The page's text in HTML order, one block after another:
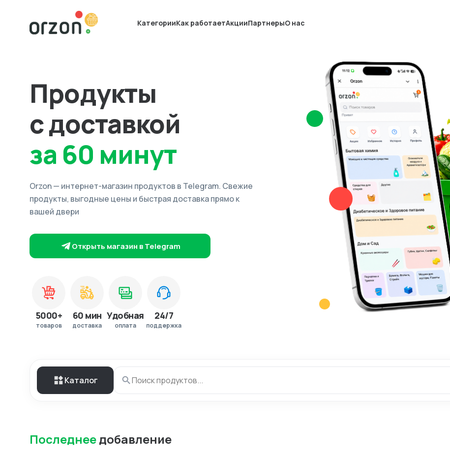
КатегорииКак работаетАкцииПартнерыО нас
Продукты
с доставкой
за 60 минут
Orzon — интернет-магазин продуктов в Telegram. Свежие
продукты, выгодные цены и быстрая доставка прямо к
вашей двери
Открыть магазин в Telegram
5000+
товаров
60 мин
доставка
Удобная
оплата
24/7
поддержка
Каталог
Последнеедобавление